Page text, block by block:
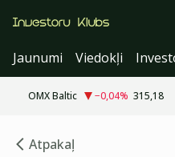
Jaunumi
Viedokļi
OMX Baltic −0,04% 315,18
Atpakaļ